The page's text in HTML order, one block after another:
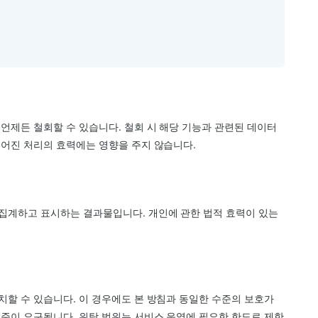
제든 철회할 수 있습니다. 철회 시 해당 기능과 관련된 데이터
진 처리의 효력에는 영향을 주지 않습니다.
계하고 표시하는 결과물입니다. 개인에 관한 법적 효력이 있는
할 수 있습니다. 이 경우에도 본 방침과 동일한 수준의 보호가